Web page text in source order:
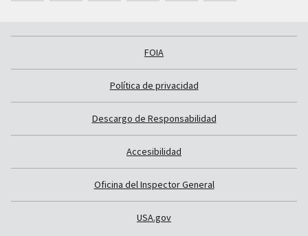
FOIA
Política de privacidad
Descargo de Responsabilidad
Accesibilidad
Oficina del Inspector General
USA.gov